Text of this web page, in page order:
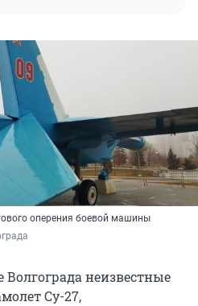
оперения боевой машины
неизвестные
Су-27,